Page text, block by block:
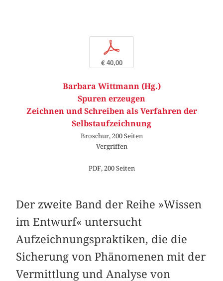
p
€ 40,00
Barbara Wittmann (Hg.)
Spuren erzeugen
Zeichnen und Schreiben als Verfahren der
Selbstaufzeichnung
Broschur, 200 Seiten
Vergriffen
PDF, 200 Seiten
Der zweite Band der Reihe »Wissen
im Entwurf« untersucht
Aufzeichnungspraktiken, die die
Sicherung von Phänomenen mit der
Vermittlung und Analyse von